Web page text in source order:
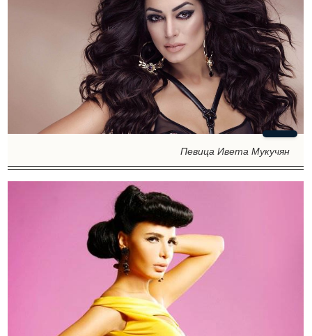
Певица Ивета Мукучян